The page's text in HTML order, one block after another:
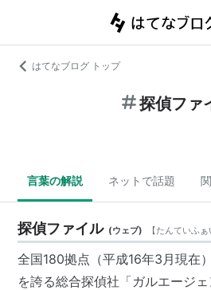
はてなブログ トップ
探偵ファ
言葉の解説 ネットで話題
探偵ファイル (ウェブ) 【たんていふぁ
全国180拠点（平成16年3月現在
を誇る総合探偵社「ガルエージ